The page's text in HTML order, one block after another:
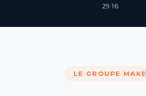
29 16
LE GROUPE MAKE